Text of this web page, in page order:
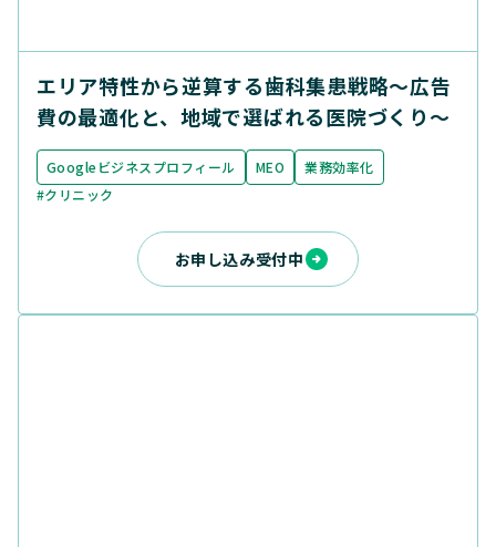
エリア特性から逆算する歯科集患戦略〜広告
費の最適化と、地域で選ばれる医院づくり〜
Googleビジネスプロフィール MEO
業務効率化
#クリニック
お申し込み受付中